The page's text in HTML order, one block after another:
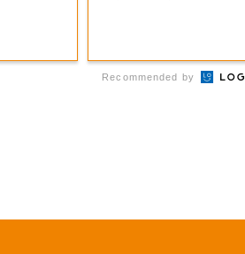
Recommended by